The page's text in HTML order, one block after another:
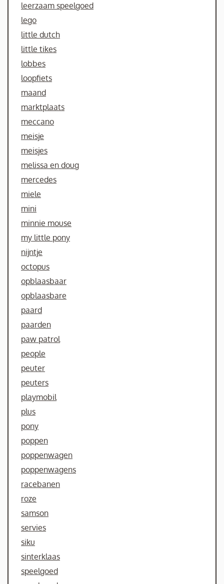
leerzaam speelgoed
lego
little dutch
little tikes
lobbes
loopfiets
maand
marktplaats
meccano
meisje
meisjes
melissa en doug
mercedes
miele
mini
minnie mouse
my little pony
nijntje
octopus
opblaasbaar
opblaasbare
paard
paarden
paw patrol
people
peuter
peuters
playmobil
plus
pony
poppen
poppenwagen
poppenwagens
racebanen
roze
samson
servies
siku
sinterklaas
speelgoed